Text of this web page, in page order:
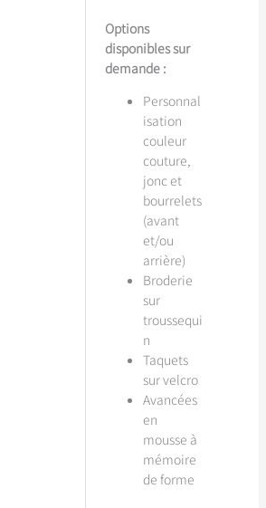
Options
disponibles sur
demande :
Personnal
isation
couleur
couture,
jonc et
bourrelets
(avant
et/ou
arrière)
Broderie
sur
troussequi
n
Taquets
sur velcro
Avancées
en
mousse à
mémoire
de forme